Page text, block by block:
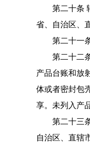
第二十条
省、自治区、
第二十一
第二十二
产品台账和放
体或者密封包
享。 未列入产
第二十三
自治区、直辖